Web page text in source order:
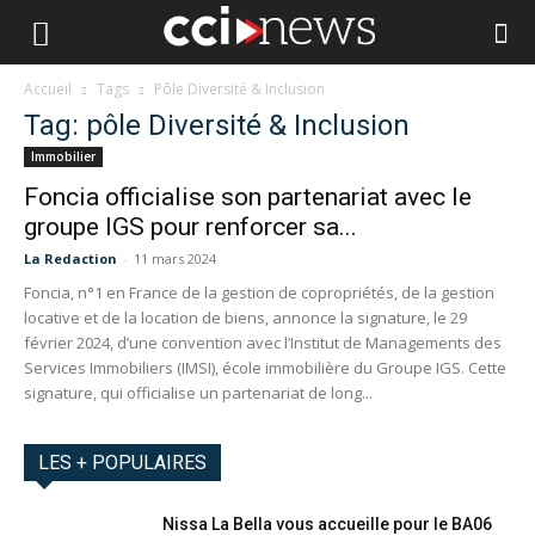
Accueil Tags Pôle Diversité & Inclusion
Tag: pôle Diversité & Inclusion
Immobilier
Foncia officialise son partenariat avec le
groupe IGS pour renforcer sa...
La Redaction - 11 mars 2024
Foncia, n°1 en France de la gestion de copropriétés, de la gestion
locative et de la location de biens, annonce la signature, le 29
février 2024, d’une convention avec l’Institut de Managements des
Services Immobiliers (IMSI), école immobilière du Groupe IGS. Cette
signature, qui officialise un partenariat de long...
LES + POPULAIRES
Nissa La Bella vous accueille pour le BA06